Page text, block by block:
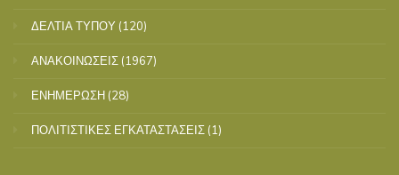
ΔΕΛΤΙΑ ΤΥΠΟΥ (120)
ΑΝΑΚΟΙΝΩΣΕΙΣ (1967)
ΕΝΗΜΕΡΩΣΗ (28)
ΠΟΛΙΤΙΣΤΙΚΕΣ ΕΓΚΑΤΑΣΤΑΣΕΙΣ (1)